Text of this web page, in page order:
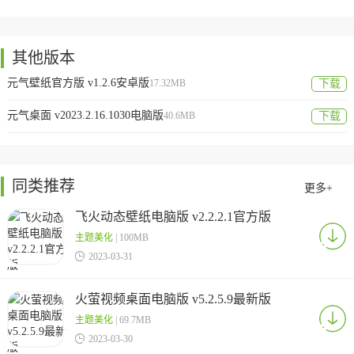
其他版本
元气壁纸官方版 v1.2.6安卓版17.32MB 下载
元气桌面 v2023.2.16.1030电脑版40.6MB 下载
同类推荐 更多+
飞火动态壁纸电脑版 v2.2.2.1官方版
主题美化| 100MB
 2023-03-31
火萤视频桌面电脑版 v5.2.5.9最新版
主题美化| 69.7MB
 2023-03-30